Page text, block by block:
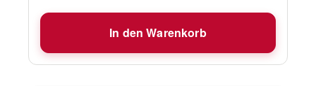
In den Warenkorb